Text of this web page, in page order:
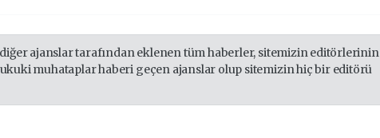
ajanslar tarafından eklenen tüm haberler, sitemizin editörlerinin
muhataplar haberi geçen ajanslar olup sitemizin hiç bir editörü